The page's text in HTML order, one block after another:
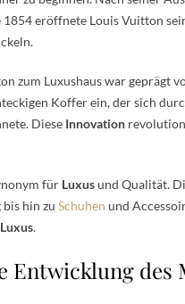
eröffnete Louis Vuitton
zum Luxushaus war geprägt
Koffer ein, der sich
Diese Innovation
für Luxusund Qualität.
hin zu Schuhen und
Luxus.
Entwicklung des